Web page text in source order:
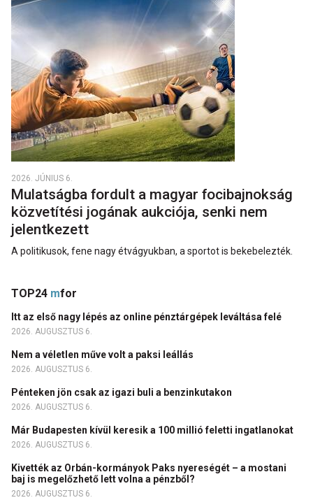
2026. JÚNIUS 6.
Mulatságba fordult a magyar focibajnokság
közvetítési jogának aukciója, senki nem
jelentkezett
A politikusok, fene nagy étvágyukban, a sportot is bekebelezték.
TOP24 mfor
Itt az első nagy lépés az online pénztárgépek leváltása felé
2026. AUGUSZTUS 6.
Nem a véletlen műve volt a paksi leállás
2026. AUGUSZTUS 6.
Pénteken jön csak az igazi buli a benzinkutakon
2026. AUGUSZTUS 6.
Már Budapesten kívül keresik a 100 millió feletti ingatlanokat
2026. AUGUSZTUS 6.
Kivették az Orbán-kormányok Paks nyereségét – a mostani
baj is megelőzhető lett volna a pénzből?
2026. AUGUSZTUS 6.